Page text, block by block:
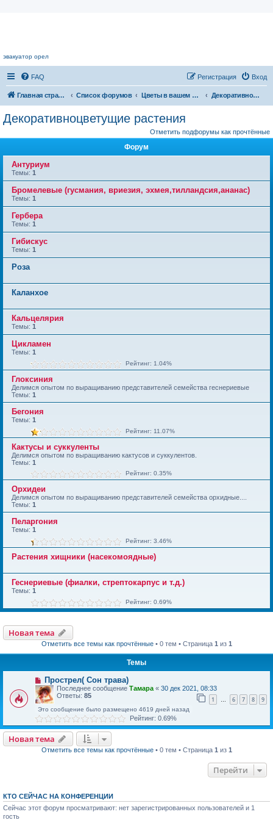
эвакуатор орел
FAQ Вход
Регистрация
Главная страница Список форумов Цветы в вашем доме Декоративноцветущие растения
Декоративноцветущие растения
Отметить подфорумы как прочтённые
Форум
Антуриум
Темы: 1
Бромелевые (гусмания, вриезия, эхмея,тилландсия,ананас)
Темы: 1
Гербера
Темы: 1
Гибискус
Темы: 1
Роза
Каланхое
Кальцелярия
Темы: 1
Цикламен
Темы: 1
Рейтинг: 1.04%
Глоксиния
Делимся опытом по выращиванию представителей семейства геснериевые
Темы: 1
Бегония
Темы: 1
Рейтинг: 11.07%
Кактусы и суккуленты
Делимся опытом по выращиванию кактусов и суккулентов.
Темы: 1
Рейтинг: 0.35%
Орхидеи
Делимся опытом по выращиванию представителей семейства орхидные....
Темы: 1
Пеларгония
Темы: 1
Рейтинг: 3.46%
Растения хищники (насекомоядные)
Геснериевые (фиалки, стрептокарпус и т.д.)
Темы: 1
Рейтинг: 0.69%
Новая тема
Отметить все темы как прочтённые• 0 тем • Страница 1 из 1
Темы
Прострел( Сон трава)
Последнее сообщение Тамара « 30 дек 2021, 08:33
Ответы: 85 1 … 6 7 8 9
Это сообщение было размещено 4619 дней назад
Рейтинг: 0.69%
Новая тема
Отметить все темы как прочтённые• 0 тем • Страница 1 из 1
Перейти
КТО СЕЙЧАС НА КОНФЕРЕНЦИИ
Сейчас этот форум просматривают: нет зарегистрированных пользователей и 1
гость